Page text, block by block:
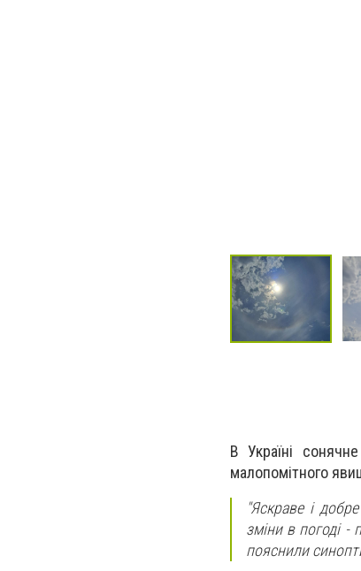
В Україні
малопомітного
"Яскраве і
зміни в погоді -
пояснили